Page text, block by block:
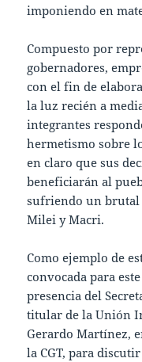
imponiendo en
Compuesto por
gobernadores,
con el fin de
la luz recién a
integrantes
hermetismo sobre
en claro que sus
beneficiarán al
sufriendo un brutal
Milei y Macri.
Como ejemplo de
convocada para
presencia del
titular de la Unión
Gerardo Martínez,
la CGT, para